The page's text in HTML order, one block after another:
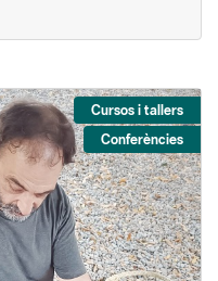
Cursos i tallers
Conferències